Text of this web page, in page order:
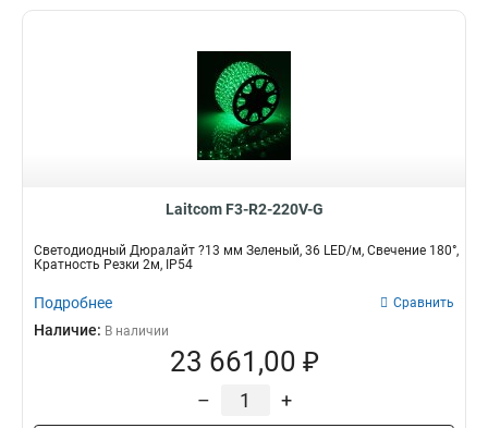
Laitcom F3-R2-220V-G
Светодиодный Дюралайт ?13 мм Зеленый, 36 LED/м, Свечение 180°,
Кратность Резки 2м, IP54
Подробнее Сравнить
Наличие: В наличии
23 661,00 ₽
– +